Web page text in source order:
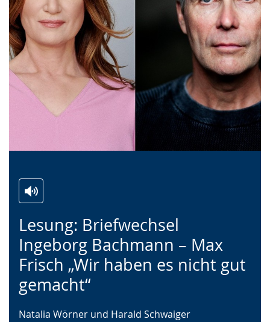
Lesung: Briefwechsel
Ingeborg Bachmann – Max
Frisch „Wir haben es nicht gut
gemacht“
Leichten
Sprache
wechseln.
Audio-
Unterstützung.
Video
in
Deutscher
Gebärdensprache
wird
Natalia Wörner und Harald Schwaiger